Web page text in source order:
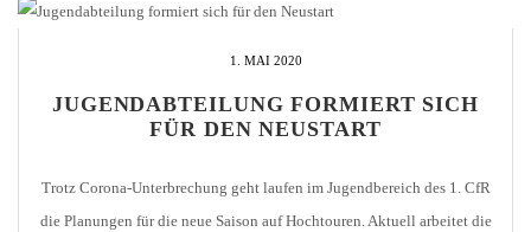
1. MAI 2020
JUGENDABTEILUNG FORMIERT SICH
FÜR DEN NEUSTART
Trotz Corona-Unterbrechung geht laufen im Jugendbereich des 1. CfR
die Planungen für die neue Saison auf Hochtouren. Aktuell arbeitet die